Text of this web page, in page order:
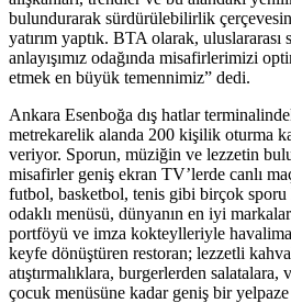
bulundurarak sürdürülebilirlik
yatırım yaptık. BTA olarak,
anlayışımız odağında misafirlerimizi
etmek en büyük temennimiz” dedi.
Ankara Esenboğa dış hatlar
metrekarelik alanda 200 kişilik oturma
veriyor. Sporun, müziğin ve lezzetin
misafirler geniş ekran TV’lerde canlı maç
futbol, basketbol, tenis gibi birçok
odaklı menüsü, dünyanın en iyi
portföyü ve imza kokteylleriyle
keyfe dönüştüren restoran; lezzetli
atıştırmalıklara, burgerlerden
çocuk menüsüne kadar geniş bir